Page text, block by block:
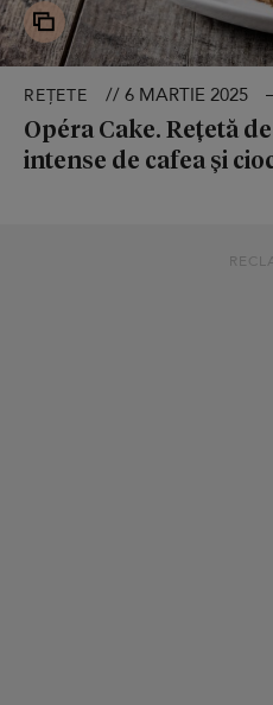
REȚETE // 6 MARTIE 2025
Opéra Cake. Rețetă
intense de cafea și